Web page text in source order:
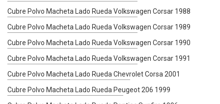
Cubre Polvo Macheta Lado Rueda Volkswagen Corsar 1988
Cubre Polvo Macheta Lado Rueda Volkswagen Corsar 1989
Cubre Polvo Macheta Lado Rueda Volkswagen Corsar 1990
Cubre Polvo Macheta Lado Rueda Volkswagen Corsar 1991
Cubre Polvo Macheta Lado Rueda Chevrolet Corsa 2001
Cubre Polvo Macheta Lado Rueda Peugeot 206 1999